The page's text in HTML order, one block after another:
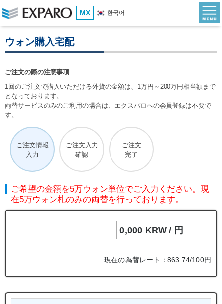
MX 한국어
ウォン購入宅配
ご注文の際の注意事項
1回のご注文で購入いただける外貨の金額は、1万円～200万円相当額まで
となっております。
両替サービスのみのご利用の場合は、エクスパロへの会員登録は不要で
す。
ご注文情報
入力
ご注文入力
確認
ご注文
完了
ご希望の金額を5万ウォン単位でご入力ください。現
在5万ウォン札のみの両替を行っております。
0,000 KRW / 円
現在の為替レート：863.74/100円